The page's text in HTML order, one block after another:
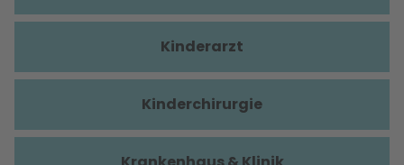
Kinderarzt
Kinderchirurgie